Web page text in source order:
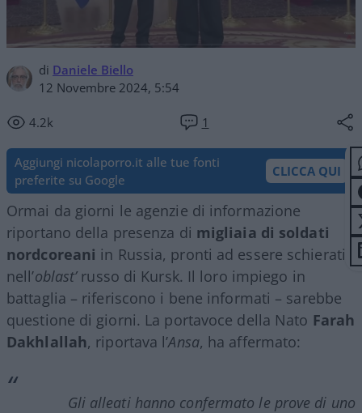
di Daniele Biello
12 Novembre 2024, 5:54
4.2k 1
Aggiungi nicolaporro.it alle tue fonti
preferite su Google
CLICCA QUI
Ormai da giorni le agenzie di informazione
riportano della presenza di migliaia di soldati
nordcoreani in Russia, pronti ad essere schierati
nell’oblast’russo di Kursk. Il loro impiego in
battaglia – riferiscono i bene informati – sarebbe
questione di giorni. La portavoce della Nato Farah
Dakhlallah, riportava l’Ansa, ha affermato:
Gli alleati hanno confermato le prove di uno